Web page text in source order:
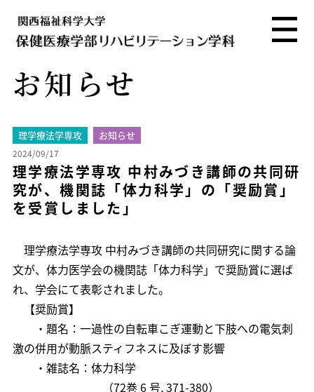
お知らせ
理学療法学専攻 お知らせ
2024/09/17
理学療法学専攻 中村みづき講師の共同研
究が、機関誌「体力科学」の「奨励賞」
を受賞しました」
理学療法学専攻 中村みづき講師の共同研究に関する論
文が、体力医学会の機関誌「体力科学」で奨励賞に選ば
れ、学会にて表彰されました。
【奨励賞】
・題名：一過性の自転車こぎ運動と下肢への電気刺
激の併用が動脈スティフネスに及ぼす影響
・雑誌名：体力科学
（72巻 6 号, 371-380）